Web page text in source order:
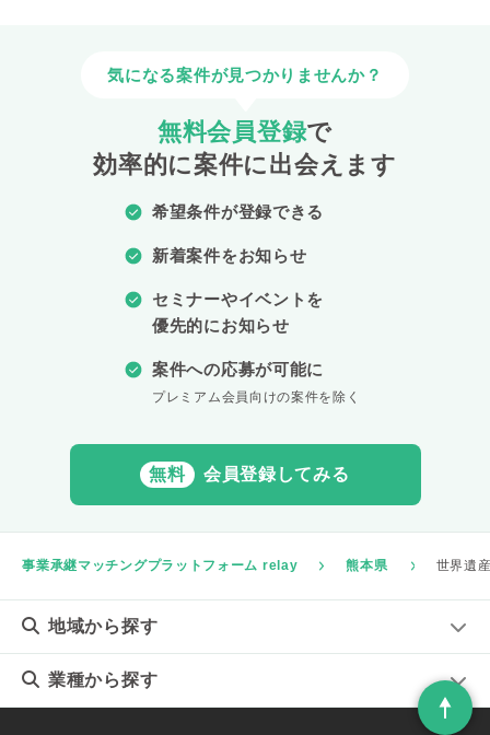
気になる案件が見つかりませんか？
無料会員登録で
効率的に案件に出会えます
希望条件が登録できる
新着案件をお知らせ
セミナーやイベントを
優先的にお知らせ
案件への応募が可能に
プレミアム会員向けの案件を除く
無料 会員登録してみる
事業承継マッチングプラットフォーム relay 熊本県 世界遺
地域から探す
業種から探す